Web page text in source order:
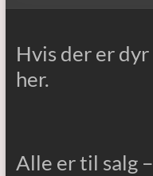
Hvis der er dyr
her.
Alle er til salg